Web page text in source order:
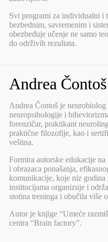
Svi programi za individualni i
bezbednim, savremenim i
obezbeđuje učenje ne samo
do održivih rezultata.
Andrea Čontoš
Andrea Čontoš je
neuropsihologije i
forenzičar, praktikant
praktične filozofije, kao i
veština.
Formira autorske edukacije
i obrazaca ponašanja,
komunikacije, koje niz godina
institucijama organizuje i
stotina treninga i obučila više
Autor je knjige “Umeće
centra “Brain factory”.